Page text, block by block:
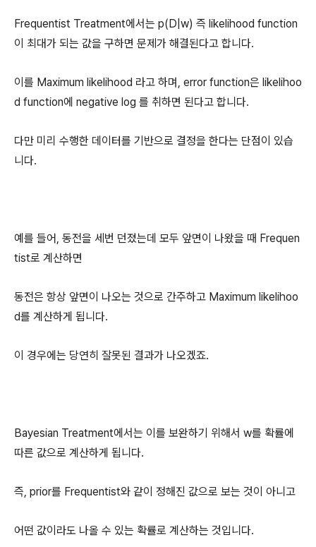
Frequentist Treatment에서는 p(D|w) 즉 likelihood function
이 최대가 되는 값을 구하면 문제가 해결된다고 합니다.
이를 Maximum likelihood 라고 하며, error function은 likelihoo
d function에 negative log 를 취하면 된다고 합니다.
다만 미리 수행한 데이터를 기반으로 결정을 한다는 단점이 있습
니다.
예를 들어, 동전을 세번 던졌는데 모두 앞면이 나왔을 때 Frequen
tist로 계산하면
동전은 항상 앞면이 나오는 것으로 간주하고 Maximum likelihoo
d를 계산하게 됩니다.
이 경우에는 당연히 잘못된 결과가 나오겠죠.
Bayesian Treatment에서는 이를 보완하기 위해서 w를 확률에
따른 값으로 계산하게 됩니다.
즉, prior를 Frequentist와 같이 정해진 값으로 보는 것이 아니고
어떤 값이라도 나올 수 있는 확률로 계산하는 것입니다.